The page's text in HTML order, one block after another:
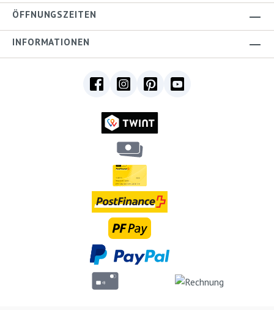
ÖFFNUNGSZEITEN
INFORMATIONEN